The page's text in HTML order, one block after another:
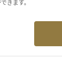
きます。